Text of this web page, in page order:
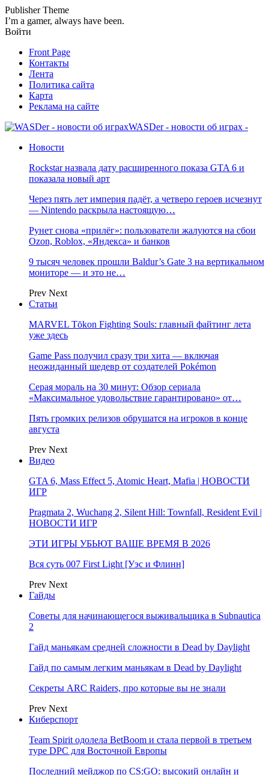
Publisher Theme
I’m a gamer, always have been.
Войти
Front Page
Контакты
Лента
Политика сайта
Карта
Реклама на сайте
WASDer - новости об играх -
Новости
Rockstar назвала дату расширенного показа GTA 6 и
показала новый арт
Через пять лет империя падёт, а четверо героев исчезнут
— Nintendo раскрыла настоящую…
Рунет снова «прилёг»: пользователи жалуются на сбои
Ozon, Roblox, «Яндекса» и банков
9 тысяч человек прошли Baldur’s Gate 3 на вертикальном
мониторе — и это не…
Prev Next
Статьи
MARVEL Tōkon Fighting Souls: главный файтинг лета
уже здесь
Game Pass получил сразу три хита — включая
неожиданный шедевр от создателей Pokémon
Серая мораль на 30 минут: Обзор сериала
«Максимальное удовольствие гарантировано» от…
Пять громких релизов обрушатся на игроков в конце
августа
Prev Next
Видео
GTA 6, Mass Effect 5, Atomic Heart, Mafia | НОВОСТИ
ИГР
Pragmata 2, Wuchang 2, Silent Hill: Townfall, Resident Evil |
НОВОСТИ ИГР
ЭТИ ИГРЫ УБЬЮТ ВАШЕ ВРЕМЯ В 2026
Вся суть 007 First Light [Уэс и Флинн]
Prev Next
Гайды
Советы для начинающегося выживальщика в Subnautica
2
Гайд маньякам средней сложности в Dead by Daylight
Гайд по самым легким маньякам в Dead by Daylight
Секреты ARC Raiders, про которые вы не знали
Prev Next
Киберспорт
Team Spirit одолела BetBoom и стала первой в третьем
туре DPC для Восточной Европы
Последний мейджор по CS:GO: высокий онлайн и